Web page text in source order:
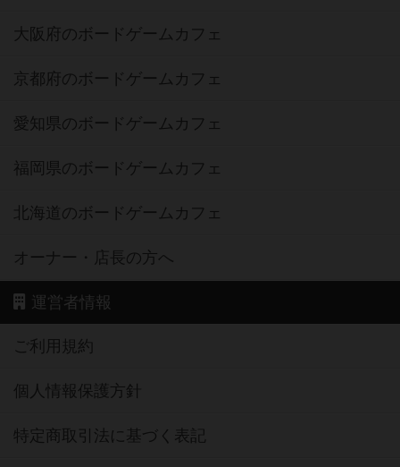
大阪府のボードゲームカフェ
京都府のボードゲームカフェ
愛知県のボードゲームカフェ
福岡県のボードゲームカフェ
北海道のボードゲームカフェ
オーナー・店長の方へ
運営者情報
ご利用規約
個人情報保護方針
特定商取引法に基づく表記